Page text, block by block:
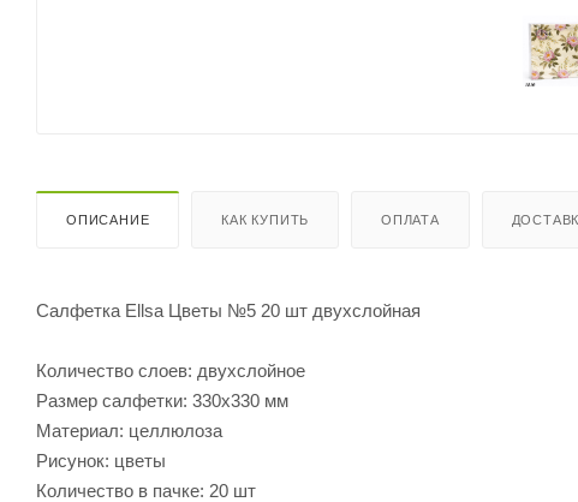
ОПИСАНИЕ КАК КУПИТЬ ОПЛАТА
Салфетка Ellsa Цветы №5 20 шт двухслойная
Количество слоев: двухслойное
Размер салфетки: 330х330 мм
Материал: целлюлоза
Рисунок: цветы
Количество в пачке: 20 шт